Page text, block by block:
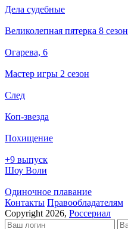
Дела судебные
Великолепная пятерка 8 сезон
Огарева, 6
Мастер игры 2 сезон
След
Коп-звезда
Похищение
+9 выпуск
Шоу Воли
Одиночное плавание
Кон­так­ты Пра­во­об­ла­да­те­лям
Copyright 2026, Россериал